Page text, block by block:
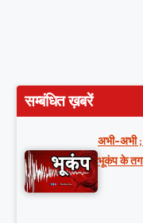
सम्बंधित ख़बरें
अभी-अभी ;
भूकंप के